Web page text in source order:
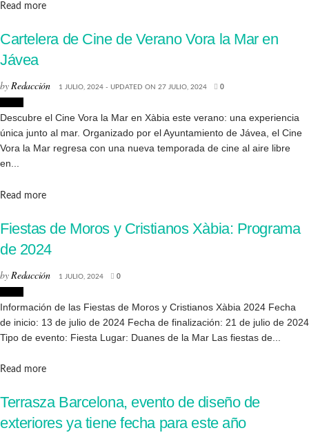
Read moreDetails
Cartelera de Cine de Verano Vora la Mar en
Jávea
byRedacción 1 JULIO, 2024 - UPDATED ON 27 JULIO, 2024 0
Descubre el Cine Vora la Mar en Xàbia este verano: una experiencia
única junto al mar. Organizado por el Ayuntamiento de Jávea, el Cine
Vora la Mar regresa con una nueva temporada de cine al aire libre
en...
Read moreDetails
Fiestas de Moros y Cristianos Xàbia: Programa
de 2024
by Redacción 1 JULIO, 2024 0
Información de las Fiestas de Moros y Cristianos Xàbia 2024 Fecha
de inicio: 13 de julio de 2024 Fecha de finalización: 21 de julio de 2024
Tipo de evento: Fiesta Lugar: Duanes de la Mar Las fiestas de...
Read moreDetails
Terrasza Barcelona, evento de diseño de
exteriores ya tiene fecha para este año